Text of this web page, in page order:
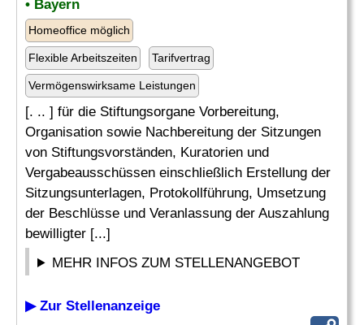
• Bayern
Homeoffice möglich
Flexible Arbeitszeiten Tarifvertrag
Vermögenswirksame Leistungen
[. .. ] für die Stiftungsorgane Vorbereitung,
Organisation sowie Nachbereitung der Sitzungen
von Stiftungsvorständen, Kuratorien und
Vergabeausschüssen einschließlich Erstellung der
Sitzungsunterlagen, Protokollführung, Umsetzung
der Beschlüsse und Veranlassung der Auszahlung
bewilligter [...]
MEHR INFOS ZUM STELLENANGEBOT
▶ Zur Stellenanzeige